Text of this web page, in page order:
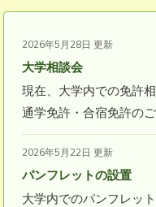
2026年5月28日 更新
大学相談会
現在、大学内での免許
通学免許・合宿免許の
2026年5月22日 更新
パンフレットの設置
大学内でのパンフレッ